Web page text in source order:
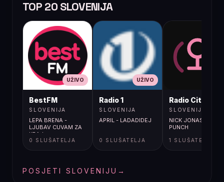
TOP 20 SLOVENIJA
UŽIVO
BestFM
SLOVENIJA
LEPA BRENA -
LJUBAV CUVAM ZA
KRAJ
0 SLUŠATELJA
UŽIVO
Radio 1
SLOVENIJA
APRIL - LADADIDEJ
0 SLUŠATELJA
Radio City
SLOVENIJA
NICK JONAS / GUT
PUNCH
1 SLUŠATELJA
POSJETI SLOVENIJU →